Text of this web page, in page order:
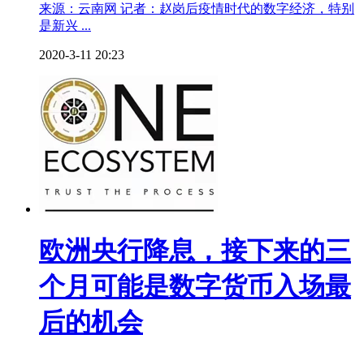
来源：云南网 记者：赵岗后疫情时代的数字经济，特别
是新兴 ...
2020-3-11 20:23
欧洲央行降息，接下来的三
个月可能是数字货币入场最
后的机会